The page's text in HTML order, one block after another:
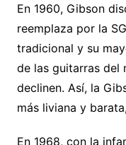
En 1960, Gibson
reemplaza por la
tradicional y su
de las guitarras del
declinen. Así, la
más liviana y
En 1968, con la